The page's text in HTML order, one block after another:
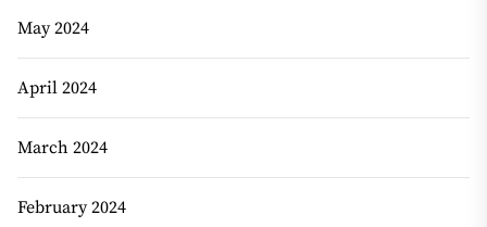
May 2024
April 2024
March 2024
February 2024